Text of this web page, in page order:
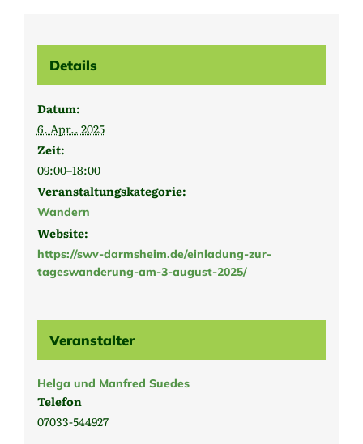
Details
Datum:
6. Apr.. 2025
Zeit:
09:00–18:00
Veranstaltungskategorie:
Wandern
Website:
https://swv-darmsheim.de/einladung-zur-
tageswanderung-am-3-august-2025/
Veranstalter
Helga und Manfred Suedes
Telefon
07033-544927